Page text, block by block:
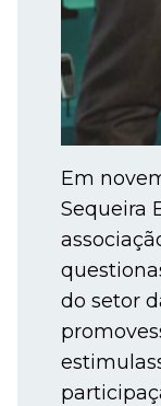
Em
Sequeira
do setor